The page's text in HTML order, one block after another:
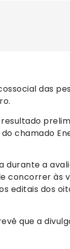
das
resultado
chamado
durante a
concorrer às
editais dos
que a